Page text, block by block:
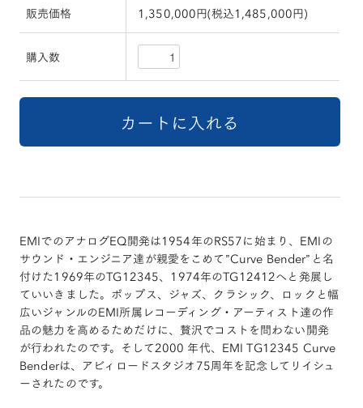
販売価格 1,350,000円(税込1,485,000円)
購入数
EMIでのアナログEQ開発は1954年のRS57に始まり、EMIの
サウンド・エンジニア達が親愛をこめて”Curve Bender”と名
付けた1969年のTG12345、1974年のTG12412へと発展し
ていいきました。ポップス、ジャズ、クラシック、ロックと幅
広いジャンルのEMI所属レコーディング・アーティスト達の作
品の魅力を高めるためだけに、贅沢でコストを問わない開発
が行われたのです。そして2000 年代、EMI TG12345 Curve
Benderは、アビィロードスタジオ75周年を記念してリイシュ
ーされたのです。